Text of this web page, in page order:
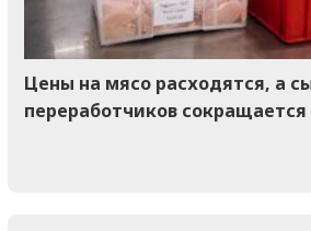
Цены на мясо расходятся, а
переработчиков сокращается